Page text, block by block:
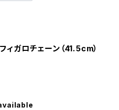
ガロチェーン（41.5cm）